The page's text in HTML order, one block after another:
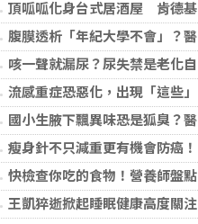
頂呱呱化身台式居酒屋 肯德基聯名EVA攻漫迷
腹膜透析「年紀大學不會」？醫：年齡並非限制 評估還要看3面向
咳一聲就漏尿？尿失禁是老化自然現象？醫揭：不同尿失禁的治療方式
流感重症恐惡化，出現「這些」症狀別再等！醫籲：別因非流感季就掉以輕心
國小生腋下飄異味恐是狐臭？醫：若伴青春期徵象應評估性早熟
瘦身針不只減重更有機會防癌！無糖尿病肥胖者使用GLP-1藥物 罹癌風險顯著下降
快檢查你吃的食物！營養師盤點「5大反式脂肪來源」跟你想的不同
王凱猝逝掀起睡眠健康高度關注！醫籲：最危險的不是熬夜，而是「這個」錯覺